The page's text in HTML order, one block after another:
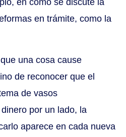
en trámite, como la
una cosa cause
de reconocer que el
de vasos
por un lado, la
aparece en cada nueva